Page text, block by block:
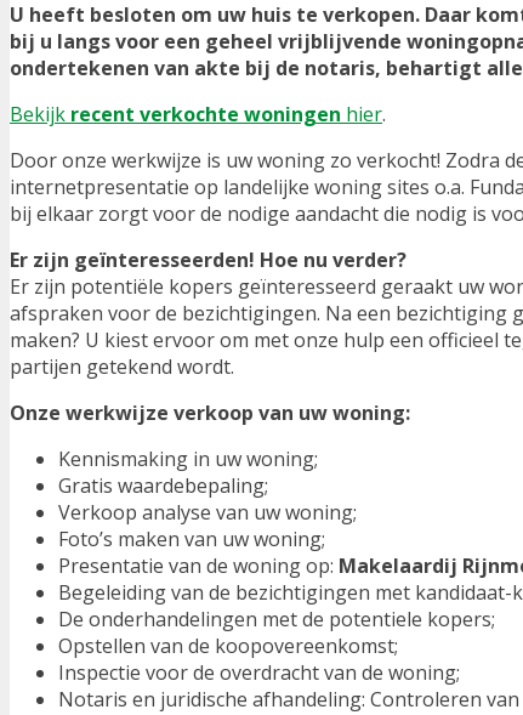
U heeft besloten om uw huis te verkopen. Daar
bij u langs voor een geheel vrijblijvende
ondertekenen van akte bij de notaris, behartigt
Bekijk recent verkochte woningen hier.
Door onze werkwijze is uw woning zo verkocht! Zodra
internetpresentatie op landelijke woning sites o.a.
bij elkaar zorgt voor de nodige aandacht die nodig is
Er zijn geïnteresseerden! Hoe nu verder?
Er zijn potentiële kopers geïnteresseerd geraakt uw
afspraken voor de bezichtigingen. Na een bezichtiging
maken? U kiest ervoor om met onze hulp een officieel
partijen getekend wordt.
Onze werkwijze verkoop van uw woning:
Kennismaking in uw woning;
Gratis waardebepaling;
Verkoop analyse van uw woning;
Foto’s maken van uw woning;
Presentatie van de woning op: Makelaardij
Begeleiding van de bezichtigingen met
De onderhandelingen met de potentiele kopers;
Opstellen van de koopovereenkomst;
Inspectie voor de overdracht van de woning;
Notaris en juridische afhandeling: Controleren